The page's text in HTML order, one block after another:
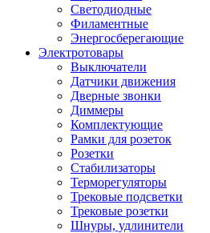
Светодиодные
Филаментные
Энергосберегающие
Электротовары
Выключатели
Датчики движения
Дверные звонки
Диммеры
Комплектующие
Рамки для розеток
Розетки
Стабилизаторы
Терморегуляторы
Трековые подсветки
Трековые розетки
Шнуры, удлинители